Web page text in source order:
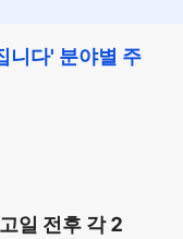
니다' 분야별 주
일 전후 각 2